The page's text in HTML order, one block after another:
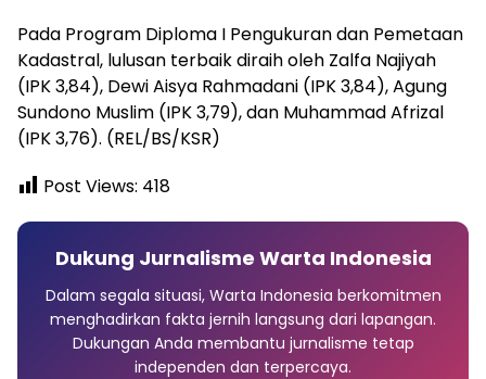
Pada Program Diploma I Pengukuran dan Pemetaan
Kadastral, lulusan terbaik diraih oleh Zalfa Najiyah
(IPK 3,84), Dewi Aisya Rahmadani (IPK 3,84), Agung
Sundono Muslim (IPK 3,79), dan Muhammad Afrizal
(IPK 3,76). (REL/BS/KSR)
Post Views: 418
Dukung Jurnalisme Warta Indonesia
Dalam segala situasi, Warta Indonesia berkomitmen
menghadirkan fakta jernih langsung dari lapangan.
Dukungan Anda membantu jurnalisme tetap
independen dan terpercaya.